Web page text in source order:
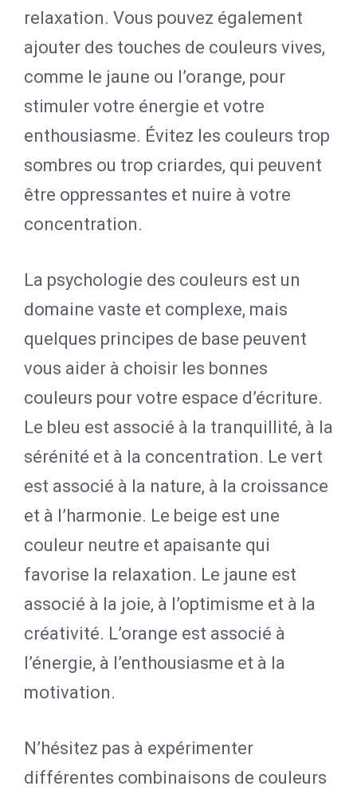
relaxation. Vous pouvez également
ajouter des touches de couleurs vives,
comme le jaune ou l’orange, pour
stimuler votre énergie et votre
enthousiasme. Évitez les couleurs trop
sombres ou trop criardes, qui peuvent
être oppressantes et nuire à votre
concentration.
La psychologie des couleurs est un
domaine vaste et complexe, mais
quelques principes de base peuvent
vous aider à choisir les bonnes
couleurs pour votre espace d’écriture.
Le bleu est associé à la tranquillité, à la
sérénité et à la concentration. Le vert
est associé à la nature, à la croissance
et à l’harmonie. Le beige est une
couleur neutre et apaisante qui
favorise la relaxation. Le jaune est
associé à la joie, à l’optimisme et à la
créativité. L’orange est associé à
l’énergie, à l’enthousiasme et à la
motivation.
N’hésitez pas à expérimenter
différentes combinaisons de couleurs